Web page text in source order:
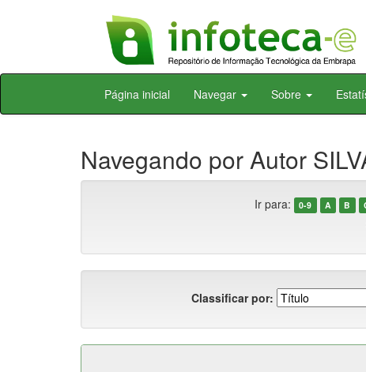
Skip
Página inicial Navegar Sobre
Navegando por Autor
Ir para: 0-9 A B
Classificar por: